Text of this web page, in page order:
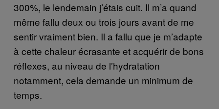
300%, le lendemain j’étais cuit. Il m’a quand
même fallu deux ou trois jours avant de me
sentir vraiment bien. Il a fallu que je m’adapte
à cette chaleur écrasante et acquérir de bons
réflexes, au niveau de l’hydratation
notamment, cela demande un minimum de
temps.